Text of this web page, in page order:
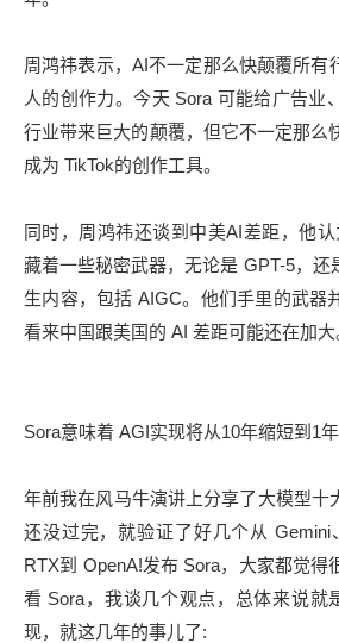
周鸿祎表示，AI不一定那么快颠覆所有
人的创作力。今天 Sora 可能给广告业
行业带来巨大的颠覆，但它不一定那么
成为 TikTok的创作工具。
同时，周鸿祎还谈到中美AI差距，他
藏着一些秘密武器，无论是 GPT-5，还
生内容，包括 AIGC。他们手里的武器
看来中国跟美国的 AI 差距可能还在加大
Sora意味着 AGI实现将从10年缩短到1年
年前我在风马牛演讲上分享了大模型十
还没过完，就验证了好几个从 Gemini
RTX到 OpenA!发布 Sora，大家都觉得
看 Sora，我谈几个观点，总体来说就
现，就这几年的事儿了: